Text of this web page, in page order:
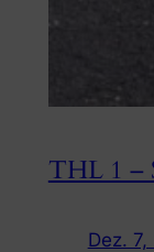
THL 1 –
Dez.